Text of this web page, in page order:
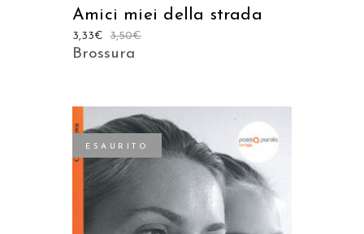
Amici miei della strada
3,50€
3,33€
Brossura
ESAURITO